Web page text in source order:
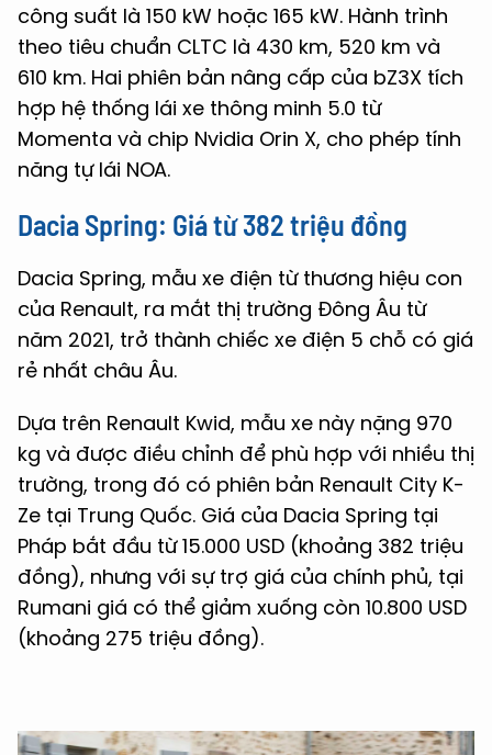
công suất là 150 kW hoặc 165 kW. Hành trình
theo tiêu chuẩn CLTC là 430 km, 520 km và
610 km. Hai phiên bản nâng cấp của bZ3X tích
hợp hệ thống lái xe thông minh 5.0 từ
Momenta và chip Nvidia Orin X, cho phép tính
năng tự lái NOA.
Dacia Spring: Giá từ 382 triệu đồng
Dacia Spring, mẫu xe điện từ thương hiệu con
của Renault, ra mắt thị trường Đông Âu từ
năm 2021, trở thành chiếc xe điện 5 chỗ có giá
rẻ nhất châu Âu.
Dựa trên Renault Kwid, mẫu xe này nặng 970
kg và được điều chỉnh để phù hợp với nhiều thị
trường, trong đó có phiên bản Renault City K-
Ze tại Trung Quốc. Giá của Dacia Spring tại
Pháp bắt đầu từ 15.000 USD (khoảng 382 triệu
đồng), nhưng với sự trợ giá của chính phủ, tại
Rumani giá có thể giảm xuống còn 10.800 USD
(khoảng 275 triệu đồng).